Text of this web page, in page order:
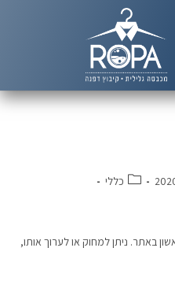
כללי
באתר. ניתן למחוק או לערוך אותו,